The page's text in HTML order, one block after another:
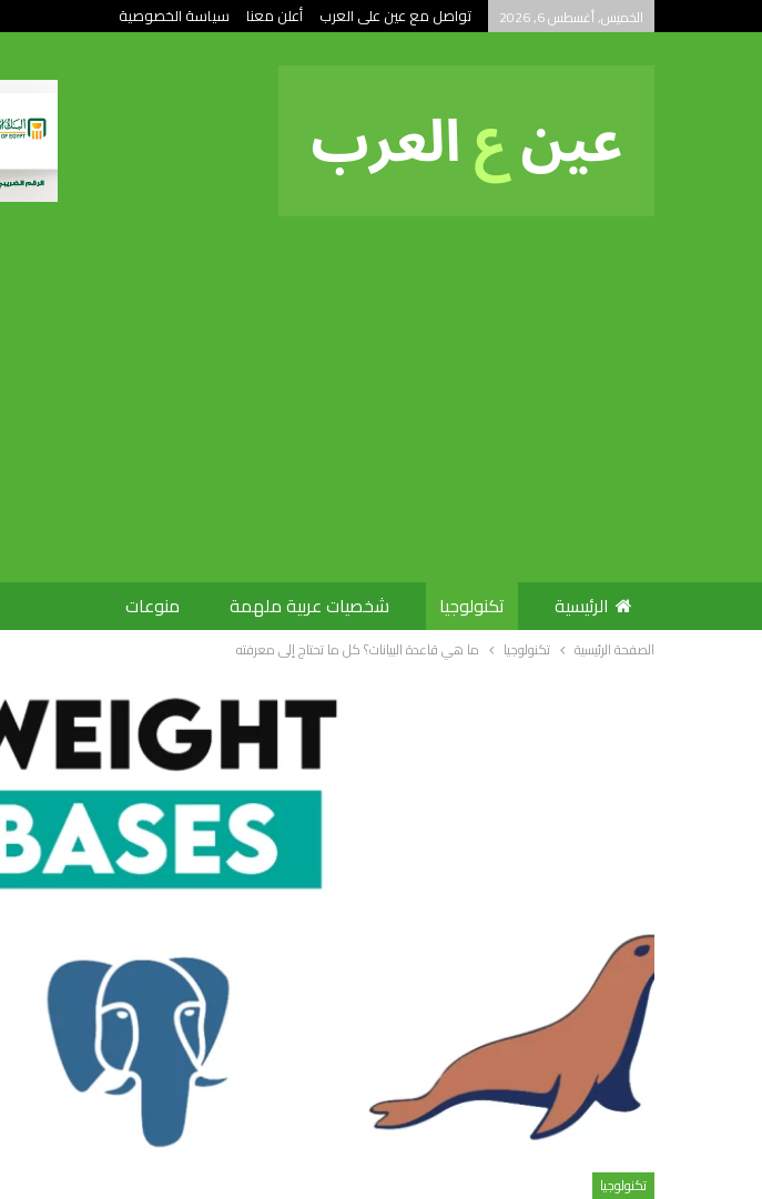
الخميس, أغسطس 6, 2026 تواصل مع عين على العرب أعلن معنا سياسة الخصوصية
الرئيسية تكنولوجيا شخصيات عربية ملهمة منوعات
الصفحة الرئيسية تكنولوجيا ما هي قاعدة البيانات؟ كل ما تحتاج إلى معرفته
تكنولوجيا